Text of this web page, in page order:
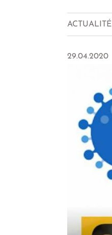
ACTUALITÉ
29.04.2020